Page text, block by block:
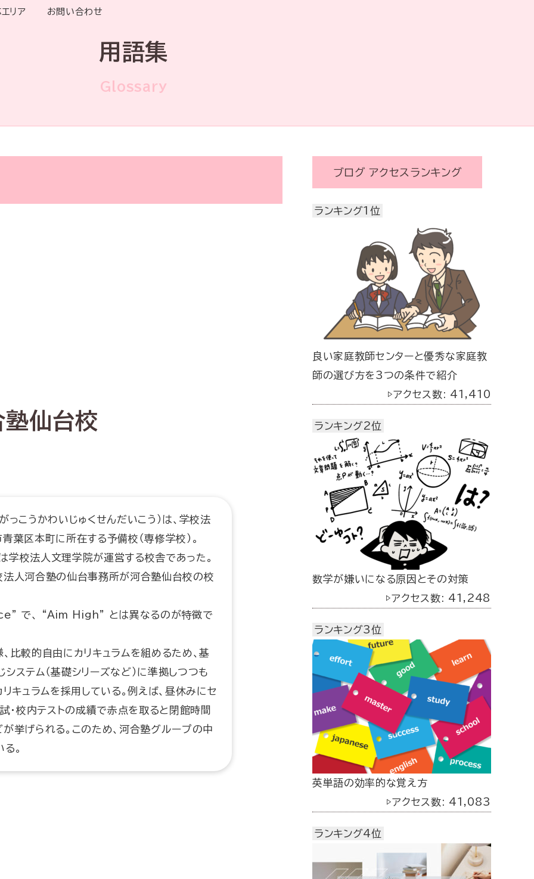
リア お問い合わせ
用語集
Glossary
塾仙台校
こうかわいじゅくせんだいこう）は、学校法
葉区本町に所在する予備校（専修学校）。
校法人文理学院が運営する校舎であった。
法人河合塾の仙台事務所が河合塾仙台校の校
で、 “Aim High” とは異なるのが特徴で
比較的自由にカリキュラムを組めるため、基
ステム（基礎シリーズなど）に準拠しつつも
キュラムを採用している。例えば、昼休みにセ
・校内テストの成績で赤点を取ると閉館時間
挙げられる。このため、河合塾グループの中
。
ブログ アクセスランキング
ランキング1位
良い家庭教師センターと優秀な家庭教
師の選び方を3つの条件で紹介
▷アクセス数: 41,410
ランキング2位
数学が嫌いになる原因とその対策
▷アクセス数: 41,248
ランキング3位
英単語の効率的な覚え方
▷アクセス数: 41,083
ランキング4位